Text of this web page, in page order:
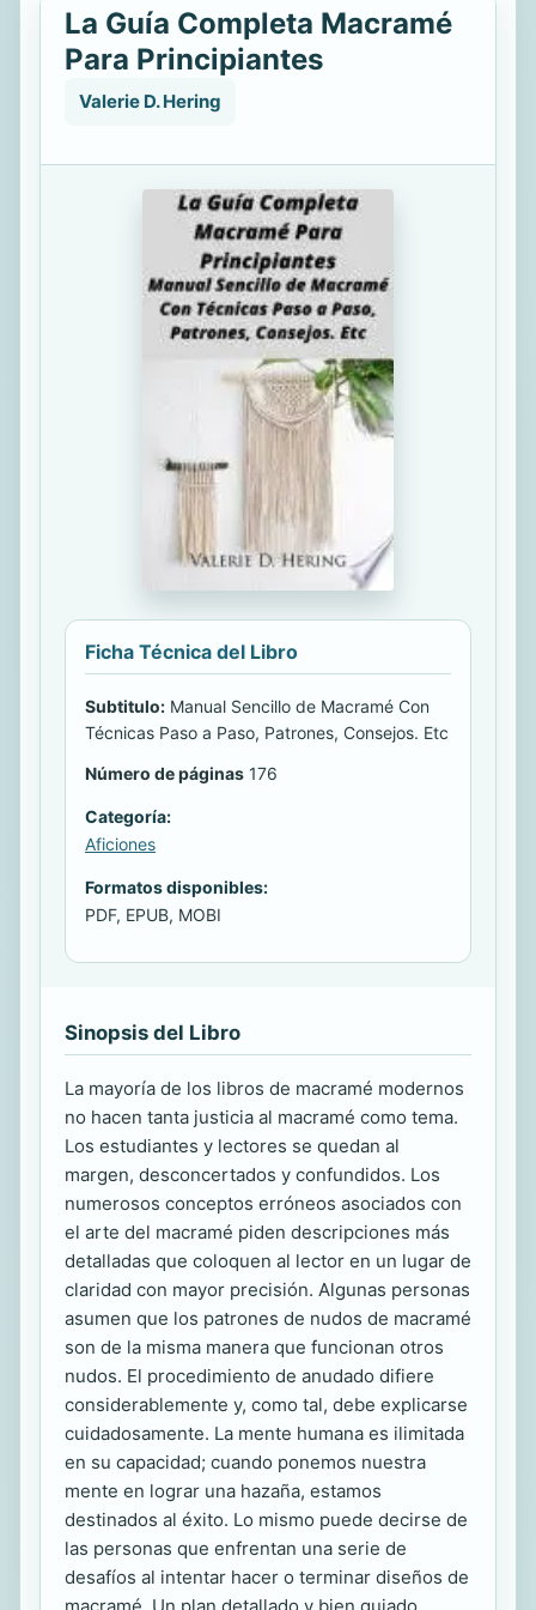
La Guía Completa Macramé
Para Principiantes
Valerie D. Hering
Ficha Técnica del Libro
Subtitulo: Manual Sencillo de Macramé Con
Técnicas Paso a Paso, Patrones, Consejos. Etc
Número de páginas 176
Categoría:
Aficiones
Formatos disponibles:
PDF, EPUB, MOBI
Sinopsis del Libro
La mayoría de los libros de macramé modernos
no hacen tanta justicia al macramé como tema.
Los estudiantes y lectores se quedan al
margen, desconcertados y confundidos. Los
numerosos conceptos erróneos asociados con
el arte del macramé piden descripciones más
detalladas que coloquen al lector en un lugar de
claridad con mayor precisión. Algunas personas
asumen que los patrones de nudos de macramé
son de la misma manera que funcionan otros
nudos. El procedimiento de anudado difiere
considerablemente y, como tal, debe explicarse
cuidadosamente. La mente humana es ilimitada
en su capacidad; cuando ponemos nuestra
mente en lograr una hazaña, estamos
destinados al éxito. Lo mismo puede decirse de
las personas que enfrentan una serie de
desafíos al intentar hacer o terminar diseños de
macramé. Un plan detallado y bien guiado